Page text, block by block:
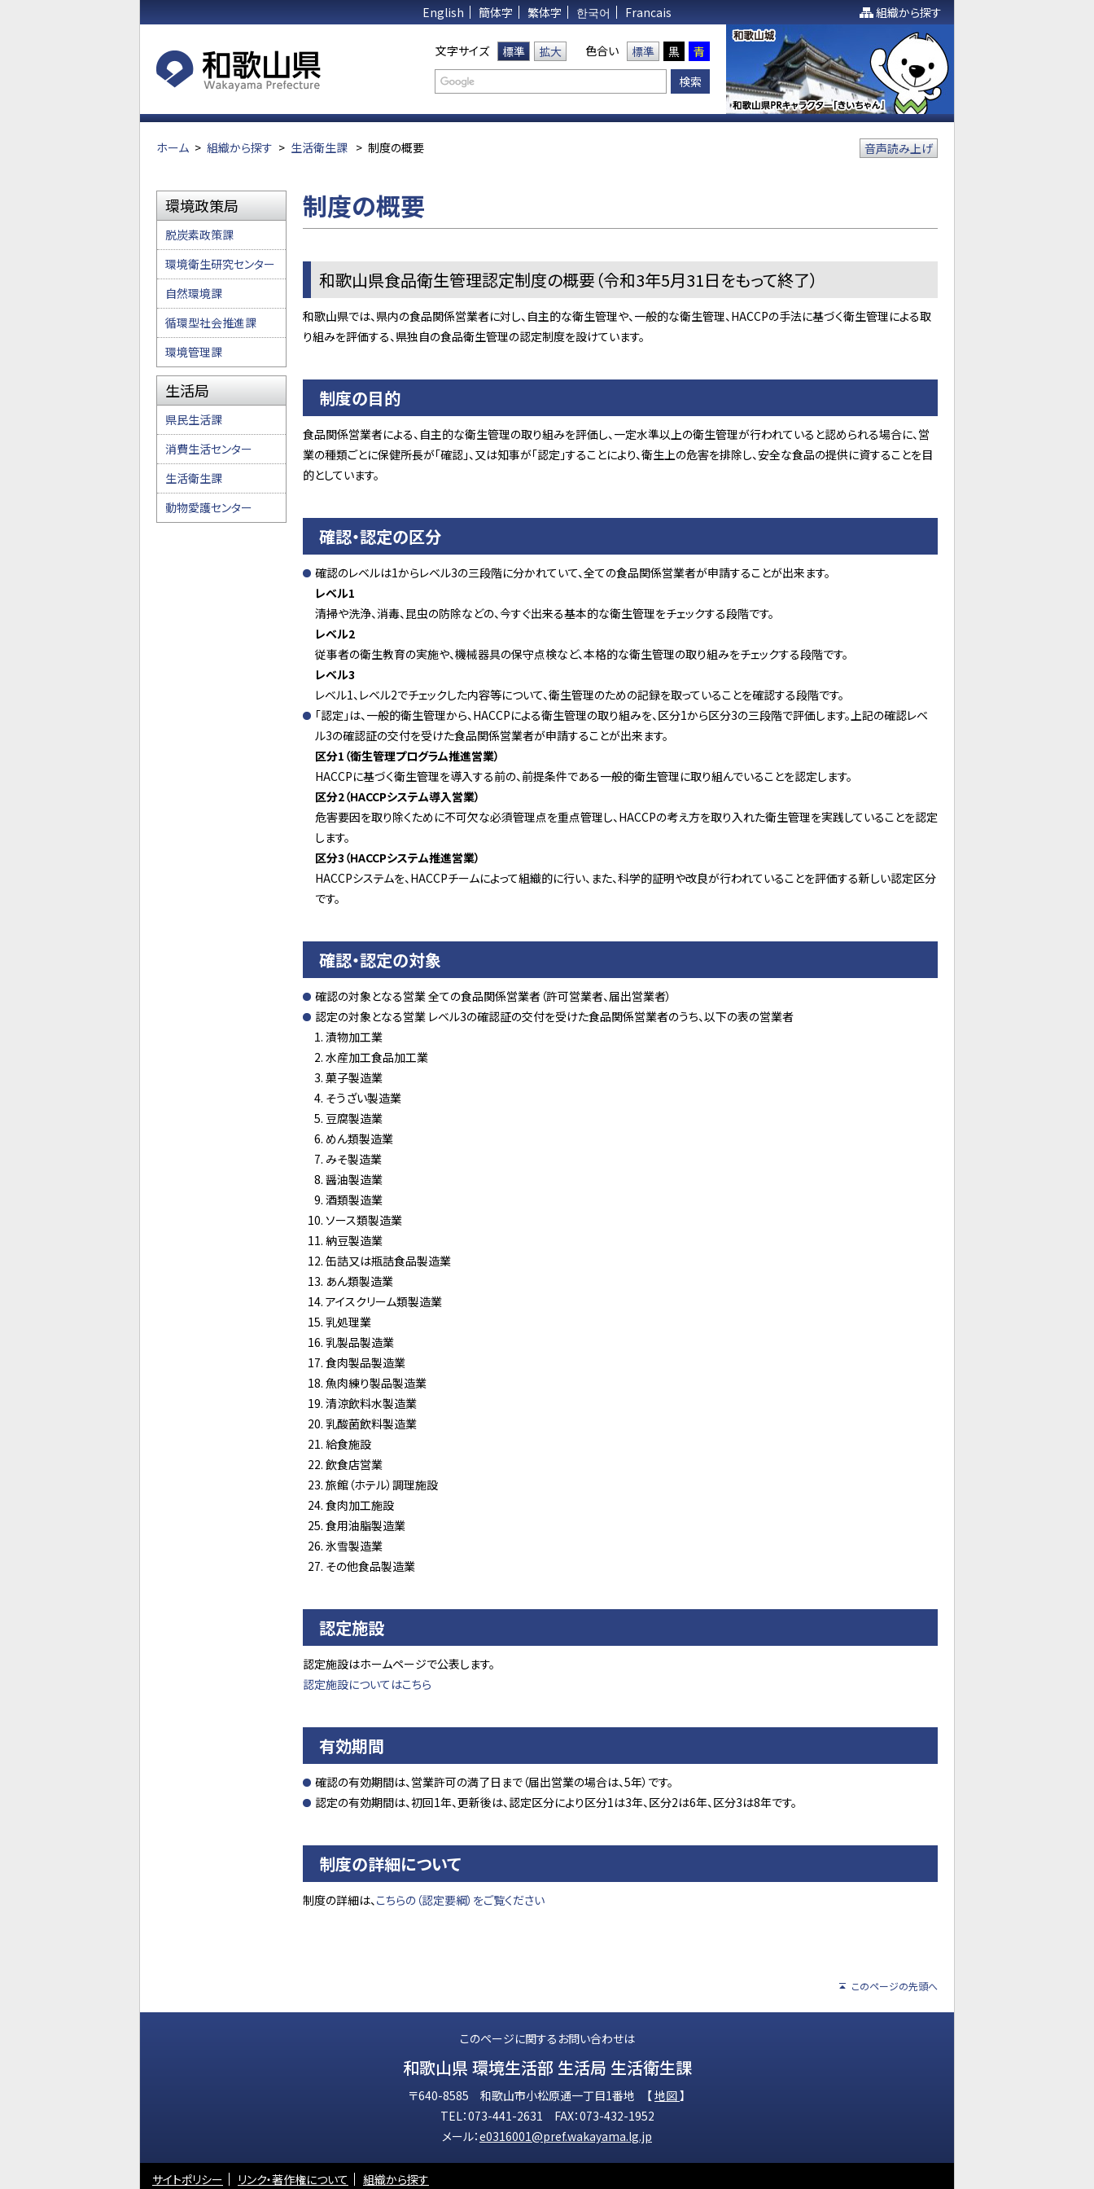
English 簡体字 繁体字 한국어 Francais 組織から探す
文字サイズ 標準 拡大 色合い 標準 黒 青
ホーム > 組織から探す > 生活衛生課 > 制度の概要 音声読み上げ
制度の概要
和歌山県食品衛生管理認定制度の概要（令和3年5月31日をもって終了）
和歌山県では、県内の食品関係営業者に対し、自主的な衛生管理や、一般的な衛生管理、HACCPの手法に基づく衛生管理による取
り組みを評価する、県独自の食品衛生管理の認定制度を設けています。
制度の目的
食品関係営業者による、自主的な衛生管理の取り組みを評価し、一定水準以上の衛生管理が行われていると認められる場合に、営
業の種類ごとに保健所長が「確認」、又は知事が「認定」することにより、衛生上の危害を排除し、安全な食品の提供に資することを目
的としています。
確認・認定の区分
確認のレベルは1からレベル3の三段階に分かれていて、全ての食品関係営業者が申請することが出来ます。
レベル1
清掃や洗浄、消毒、昆虫の防除などの、今すぐ出来る基本的な衛生管理をチェックする段階です。
レベル2
従事者の衛生教育の実施や、機械器具の保守点検など、本格的な衛生管理の取り組みをチェックする段階です。
レベル3
レベル1、レベル2でチェックした内容等について、衛生管理のための記録を取っていることを確認する段階です。
「認定」は、一般的衛生管理から、HACCPによる衛生管理の取り組みを、区分1から区分3の三段階で評価します。上記の確認レベ
ル3の確認証の交付を受けた食品関係営業者が申請することが出来ます。
区分1（衛生管理プログラム推進営業）
HACCPに基づく衛生管理を導入する前の、前提条件である一般的衛生管理に取り組んでいることを認定します。
区分2（HACCPシステム導入営業）
危害要因を取り除くために不可欠な必須管理点を重点管理し、HACCPの考え方を取り入れた衛生管理を実践していることを認定
します。
区分3（HACCPシステム推進営業）
HACCPシステムを、HACCPチームによって組織的に行い、また、科学的証明や改良が行われていることを評価する新しい認定区分
です。
確認・認定の対象
確認の対象となる営業 全ての食品関係営業者（許可営業者、届出営業者）
認定の対象となる営業 レベル3の確認証の交付を受けた食品関係営業者のうち、以下の表の営業者
漬物加工業
水産加工食品加工業
菓子製造業
そうざい製造業
豆腐製造業
めん類製造業
みそ製造業
醤油製造業
酒類製造業
ソース類製造業
納豆製造業
缶詰又は瓶詰食品製造業
あん類製造業
アイスクリーム類製造業
乳処理業
乳製品製造業
食肉製品製造業
魚肉練り製品製造業
清涼飲料水製造業
乳酸菌飲料製造業
給食施設
飲食店営業
旅館（ホテル）調理施設
食肉加工施設
食用油脂製造業
氷雪製造業
その他食品製造業
認定施設
認定施設はホームページで公表します。
認定施設についてはこちら
有効期間
確認の有効期間は、営業許可の満了日まで（届出営業の場合は、5年）です。
認定の有効期間は、初回1年、更新後は、認定区分により区分1は3年、区分2は6年、区分3は8年です。
制度の詳細について
制度の詳細は、こちらの（認定要綱）をご覧ください
環境政策局
脱炭素政策課
環境衛生研究センター
自然環境課
循環型社会推進課
環境管理課
生活局
県民生活課
消費生活センター
生活衛生課
動物愛護センター
このページの先頭へ
このページに関するお問い合わせは
和歌山県 環境生活部 生活局 生活衛生課
〒640-8585 和歌山市小松原通一丁目1番地 【地図】
TEL：073-441-2631 FAX：073-432-1952
メール：e0316001@pref.wakayama.lg.jp
サイトポリシー リンク・著作権について 組織から探す